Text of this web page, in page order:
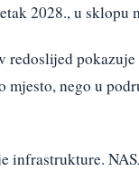
2028., u sklopu
redoslijed
nego u
infrastrukture.